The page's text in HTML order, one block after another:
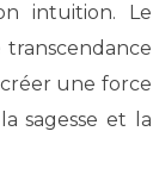
intuition. Le
une force
sagesse et la